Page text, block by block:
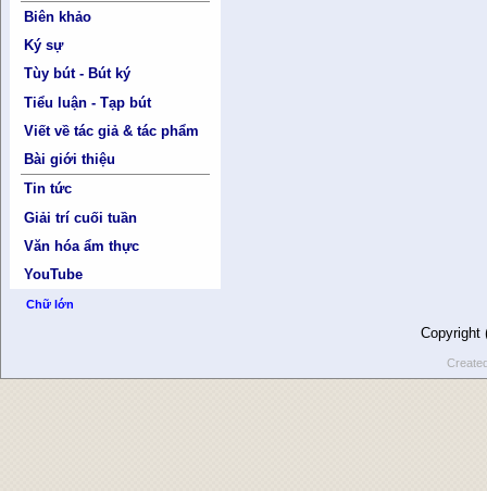
Biên khảo
Ký sự
Tùy bút - Bút ký
Tiểu luận - Tạp bút
Viết về tác giả & tác phẩm
Bài giới thiệu
Tin tức
Giải trí cuối tuần
Văn hóa ẩm thực
YouTube
Chữ lớn
Copyright